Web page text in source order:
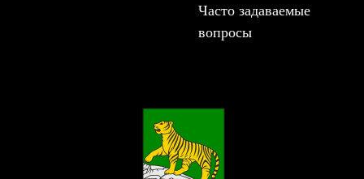
Часто задаваемые
вопросы